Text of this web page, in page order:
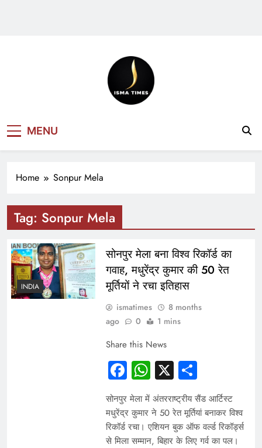
NEWS
MENU
Home Sonpur Mela
Tag: Sonpur Mela
INDIA
सोनपुर मेला बना विश्व रिकॉर्ड का
गवाह, मधुरेंद्र कुमार की 50 रेत
मूर्तियों ने रचा इतिहास
ismatimes
8 months
ago
0 1 mins
Share this News
Facebook
WhatsApp
X Share
सोनपुर मेला में अंतरराष्ट्रीय सैंड आर्टिस्ट
मधुरेंद्र कुमार ने 50 रेत मूर्तियां बनाकर विश्व
रिकॉर्ड रचा। एशियन बुक ऑफ वर्ल्ड रिकॉर्ड्स
से मिला सम्मान, बिहार के लिए गर्व का पल।